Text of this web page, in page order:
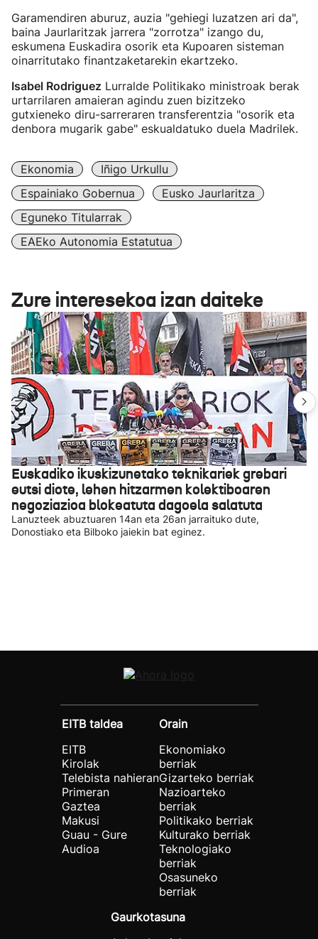
Garamendiren aburuz, auzia "gehiegi luzatzen ari da",
baina Jaurlaritzak jarrera "zorrotza" izango du,
eskumena Euskadira osorik eta Kupoaren sisteman
oinarritutako finantzaketarekin ekartzeko.
Isabel Rodriguez Lurralde Politikako ministroak berak
urtarrilaren amaieran agindu zuen bizitzeko
gutxieneko diru-sarreraren transferentzia "osorik eta
denbora mugarik gabe" eskualdatuko duela Madrilek.
Ekonomia
Iñigo Urkullu
Espainiako Gobernua
Eusko Jaurlaritza
Eguneko Titularrak
EAEko Autonomia Estatutua
Zure interesekoa izan daiteke
Euskadiko ikuskizunetako teknikariek grebari
eutsi diote, lehen hitzarmen kolektiboaren
negoziazioa blokeatuta dagoela salatuta
Lanuzteek abuztuaren 14an eta 26an jarraituko dute,
Donostiako eta Bilboko jaiekin bat eginez.
EITB taldea
EITB
Kirolak
Telebista nahieran
Primeran
Gaztea
Makusi
Guau - Gure
Audioa
Orain
Ekonomiako
berriak
Gizarteko berriak
Nazioarteko
berriak
Politikako berriak
Kulturako berriak
Teknologiako
berriak
Osasuneko
berriak
Gaurkotasuna